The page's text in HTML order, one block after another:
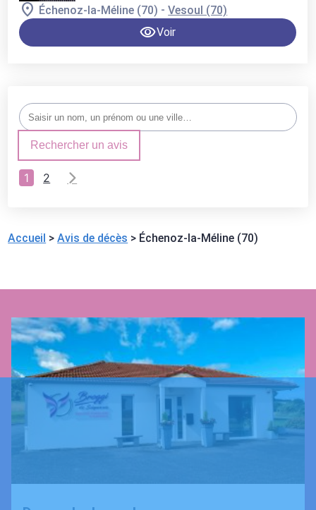
Échenoz-la-Méline (70) -Vesoul (70)
Voir
Rechercher un avis
1 2
Accueil >Avis de décès > Échenoz-la-Méline (70)